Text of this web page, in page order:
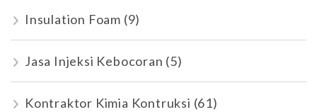
Insulation Foam (9)
Jasa Injeksi Kebocoran (5)
Kontraktor Kimia Kontruksi (61)